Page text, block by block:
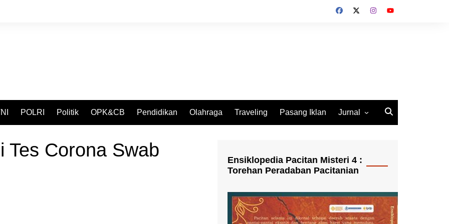
POLRI Politik OPK&CB Pendidikan Olahraga Traveling Pasang Iklan Jurnal
Tes Corona Swab
Ensiklopedia Pacitan Misteri 4 :
Torehan Peradaban Pacitanian